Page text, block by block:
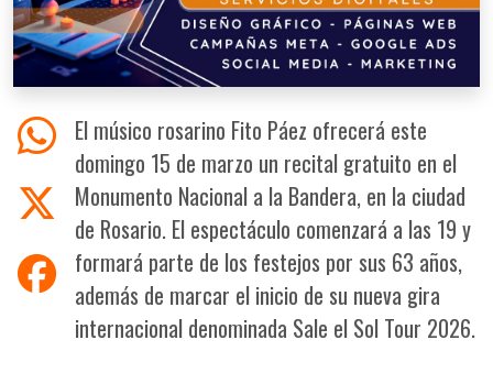
El músico rosarino Fito Páez ofrecerá este
domingo 15 de marzo un recital gratuito en el
Monumento Nacional a la Bandera, en la ciudad
de Rosario. El espectáculo comenzará a las 19 y
formará parte de los festejos por sus 63 años,
además de marcar el inicio de su nueva gira
internacional denominada Sale el Sol Tour 2026.